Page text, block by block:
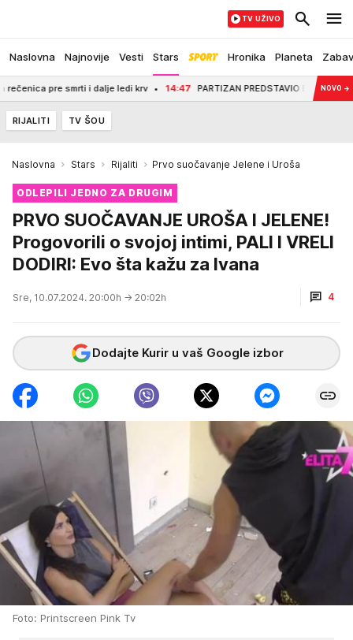
Naslovna Najnovije Vesti Stars Hronika Planeta
TV UŽIVO
smrti i dalje ledi krv 14:47 PARTIZAN PREDSTAVIO BABU! Crno-beli
NOVO →
RIJALITI TV ŠOU
Naslovna Stars Rijaliti Prvo suočavanje Jelene i Uroša
ODLEPILI JEDNO ZA DRUGIM
PRVO SUOČAVANJE UROŠA I JELENE!
Progovorili o svojoj intimi, PALI I VRELI
DODIRI: Evo šta kažu za Ivana
Sre, 10.07.2024. 20:00h → 20:02h 4
Dodajte Kurir u vaš Google izbor
Foto: Printscreen Pink Tv